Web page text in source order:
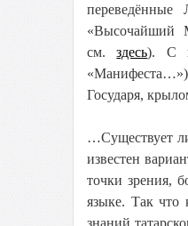
«Высочайший
см.здесь). С
«Манифеста…»)
Государя,
…Существует
известен
точки зрения,
языке. Так что
знаний